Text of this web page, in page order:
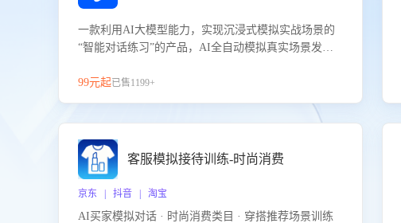
一款利用AI大模型能力，实现沉浸式模拟实战场景的
“智能对话练习”的产品，AI全自动模拟真实场景发生
提升客服团队的销服能力。
99元起已售1199+
客服模拟接待训练-时尚消费
京东 | 抖音 | 淘宝
AI买家模拟对话 · 时尚消费类目 · 穿搭推荐场景训练